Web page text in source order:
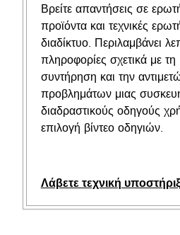
Βρείτε απαντήσεις σε
προϊόντα και τεχνικές
διαδίκτυο. Περιλαμβάνει
πληροφορίες σχετικά με
συντήρηση και την
προβλημάτων μιας
διαδραστικούς οδηγούς
επιλογή βίντεο οδηγιών.
Λάβετε τεχνική
opens